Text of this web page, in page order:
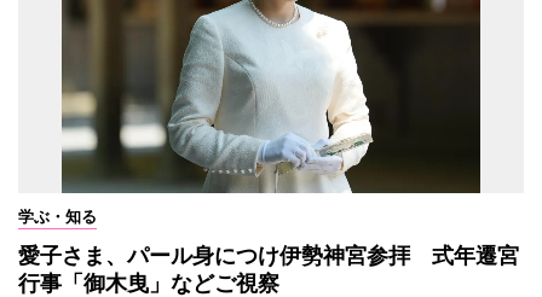
学ぶ・知る
愛子さま、パール身につけ伊勢神宮参拝 式年遷宮
行事「御木曳」などご視察